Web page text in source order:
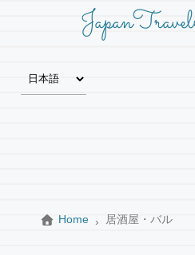
Home 居酒屋・バル